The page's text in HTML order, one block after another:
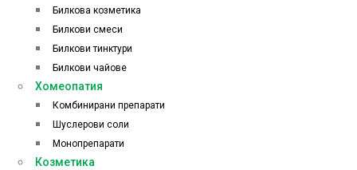
Билкова козметика
Билкови смеси
Билкови тинктури
Билкови чайове
Хомеопатия
Комбинирани препарати
Шуслерови соли
Монопрепарати
Козметика